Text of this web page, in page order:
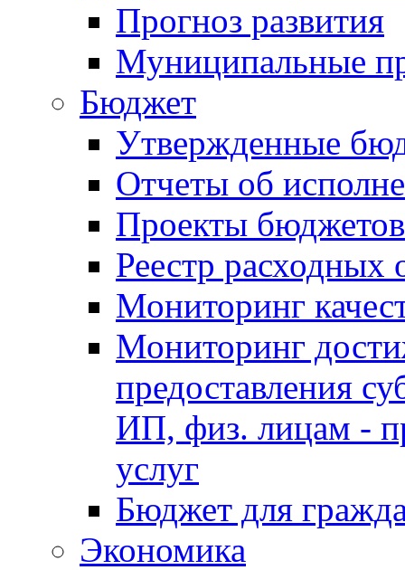
Прогноз развития
Муниципальные
Бюджет
Утвержденные
Отчеты об
Проекты бюджетов
Реестр расходных
Мониторинг
Мониторинг
предоставления
ИП, физ. лицам -
услуг
Бюджет для
Экономика